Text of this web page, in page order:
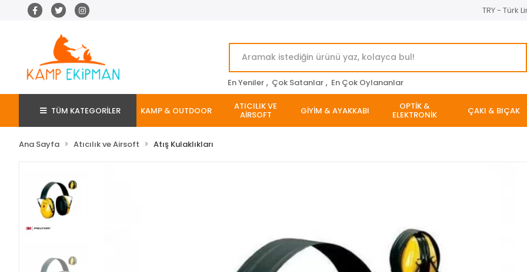
TRY - Türk
En Yeniler , Çok Satanlar , En Çok Oylananlar
TÜM KATEGORİLER KAMP & OUTDOOR ATICILIK VE
AİRSOFT GİYİM & AYAKKABI OPTİK &
ELEKTRONİK ÇAKI & BIÇAK
Ana Sayfa Atıcılık ve Airsoft Atış Kulaklıkları